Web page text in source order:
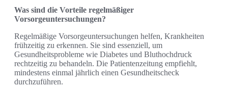
Was sind die Vorteile regelmäßiger
Vorsorgeuntersuchungen?
Regelmäßige Vorsorgeuntersuchungen helfen, Krankheiten
frühzeitig zu erkennen. Sie sind essenziell, um
Gesundheitsprobleme wie Diabetes und Bluthochdruck
rechtzeitig zu behandeln. Die Patientenzeitung empfiehlt,
mindestens einmal jährlich einen Gesundheitscheck
durchzuführen.